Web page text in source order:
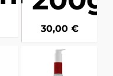
30,00 €